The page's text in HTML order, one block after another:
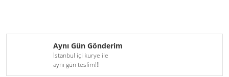
Aynı Gün Gönderim
İstanbul içi kurye ile
aynı gün teslim!!!